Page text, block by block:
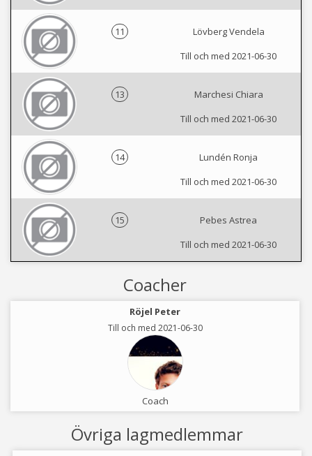
11
Lövberg Vendela
Till och med 2021-06-30
13
Marchesi Chiara
Till och med 2021-06-30
14
Lundén Ronja
Till och med 2021-06-30
15
Pebes Astrea
Till och med 2021-06-30
Coacher
Röjel Peter
Till och med 2021-06-30
Coach
Övriga lagmedlemmar